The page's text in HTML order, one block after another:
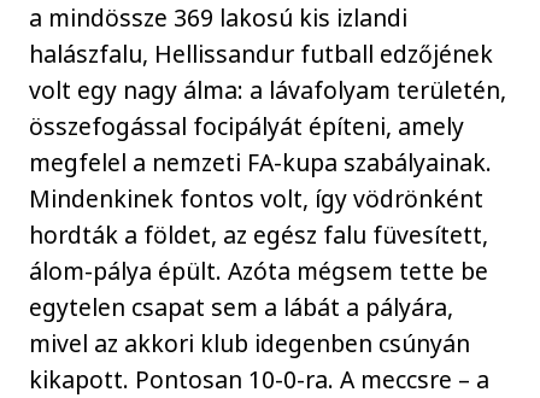
a mindössze 369 lakosú kis izlandi
halászfalu, Hellissandur futball edzőjének
volt egy nagy álma: a lávafolyam területén,
összefogással focipályát építeni, amely
megfelel a nemzeti FA-kupa szabályainak.
Mindenkinek fontos volt, így vödrönként
hordták a földet, az egész falu füvesített,
álom-pálya épült. Azóta mégsem tette be
egytelen csapat sem a lábát a pályára,
mivel az akkori klub idegenben csúnyán
kikapott. Pontosan 10-0-ra. A meccsre – a